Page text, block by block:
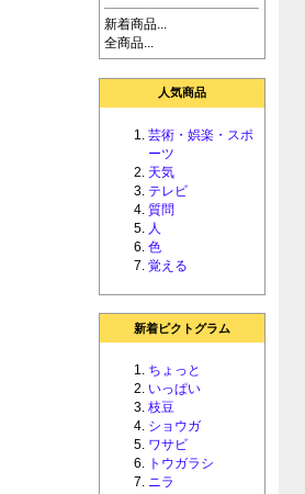
新着商品...
全商品...
人気商品
芸術・娯楽・スポ
ーツ
天気
テレビ
質問
人
色
覚える
新着ピクトグラム
ちょっと
いっぱい
枝豆
ショウガ
ワサビ
トウガラシ
ニラ